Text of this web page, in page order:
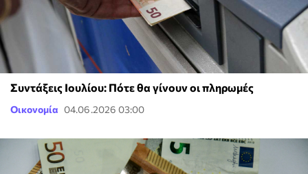
Συντάξεις Ιουλίου: Πότε θα γίνουν οι πληρωμές
Οικονομία 04.06.2026 03:00